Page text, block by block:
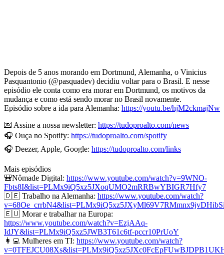
Depois de 5 anos morando em Dortmund, Alemanha, o Vinicius
Pasquantonio (@pasquadev) decidiu voltar para o Brasil. E nesse
episódio ele conta como era morar em Dortmund, os motivos da
mudança e como está sendo morar no Brasil novamente.
Episódio sobre a ida para Alemanha: https://youtu.be/hjM2ckmajNw
💌 Assine a nossa newsletter: https://tudoproalto.com/news
🎧 Ouça no Spotify: https://tudoproalto.com/spotify
🎧 Deezer, Apple, Google: https://tudoproalto.com/links
Mais episódios
🎒Nômade Digital: https://www.youtube.com/watch?v=9WNO-
Fbts8I&list=PLMx9iQ5xz5JXoqUMO2mRRBwYBIGR7Hfy7
🇩🇪 Trabalho na Alemanha: https://www.youtube.com/watch?
🇪🇺 Morar e trabalhar na Europa:
https://www.youtube.com/watch?v=EzjAAq-
IdJY&list=PLMx9iQ5xz5JWB3T61c6tf-pccr10PrUoY
👩‍💻 Mulheres em TI: https://www.youtube.com/watch?